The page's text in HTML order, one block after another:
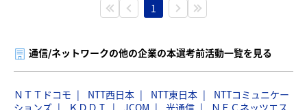
1
通信/ネットワークの他の企業の本選考前活動一覧を見る
ＮＴＴドコモ NTT西日本 NTT東日本
NTTコミュニケー
ションズ
ＫＤＤＩ JCOM 光通信
ＮＥＣネッツエス